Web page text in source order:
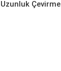
Uzunluk Çevirme